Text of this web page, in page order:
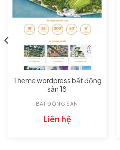
BẤT ĐỘNG SẢN
Theme wordpress bất động
sản 18
Liên hệ